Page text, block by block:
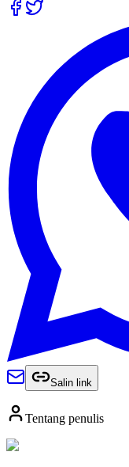
Salin link
Tentang penulis